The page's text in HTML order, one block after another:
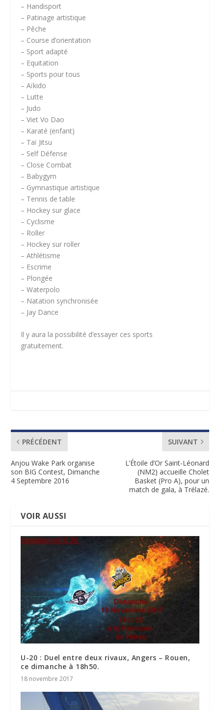
– Handisport
– Patinage artistique
– Pêche
– Course d’orientation
– Sport adapté
– Equitation
– Sports pour tous
– Aïkido
– Lutte
– Judo
– Viet Vo Dao
– Karaté (enfant)
– Taï Jitsu
– Self Défense
– Close Combat
– Babygym
– Gymnastique artistique
– Tennis de table
– Hockey sur glace
– Cyclisme
– Roller
– Hockey sur roller
– Athlétisme
– Escrime
– Plongée
– Waterpolo
– Natation synchronisée
– Jay Dance
Il y aura la possibilité d’essayer ces sports
gratuitement.
PRÉCÉDENT
Anjou Wake Park organise
son BIG Contest, Dimanche
4 Septembre 2016
SUIVANT
L’Étoile d’Or Saint-Léonard
(NM2) accueille Cholet
Basket (Pro A), pour un
match de gala, à Trélazé.
VOIR AUSSI
U-20 : Duel entre deux rivaux, Angers – Rouen,
ce dimanche à 18h50.
18 novembre 2017